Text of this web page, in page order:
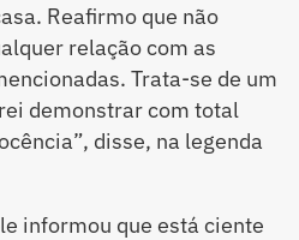
Reafirmo que não
relação com as
Trata-se de um
demonstrar com total
disse, na legenda
informou que está ciente